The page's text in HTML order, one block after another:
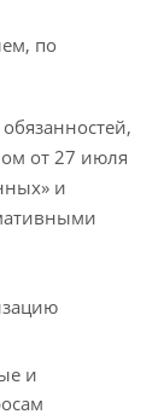
по
от 27 июля
и
и